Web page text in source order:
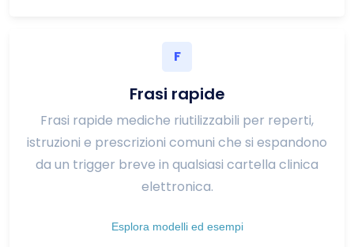
F
Frasi rapide
Frasi rapide mediche riutilizzabili per reperti,
istruzioni e prescrizioni comuni che si espandono
da un trigger breve in qualsiasi cartella clinica
elettronica.
Esplora modelli ed esempi